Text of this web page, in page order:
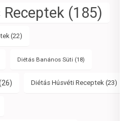
Receptek (185)
(22)
Diétás Banános Süti (18)
Diétás Húsvéti Receptek (23)